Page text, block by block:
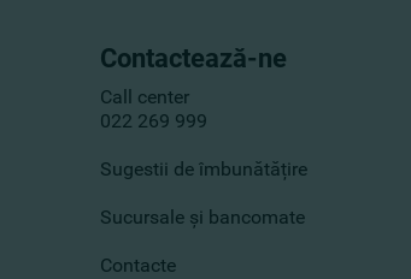
Contactează-ne
Call center
022 269 999
Sugestii de îmbunătățire
Sucursale și bancomate
Contacte